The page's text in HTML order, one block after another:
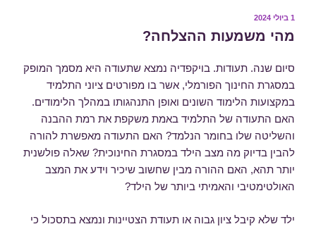
פורסם
1 ביולי 2024
מהי משמעות ההצלחה?
סיום שנה. תעודות. בויקפדיה נמצא שתעודה היא מסמך המופק
במסגרת החינוך הפורמלי, אשר בו מפורטים ציוני התלמיד
במקצועות הלימוד השונים ואופן התנהגותו במהלך הלימודים.
האם התעודה של התלמיד באמת משקפת את רמת ההבנה
והשליטה שלו בחומר הנלמד? האם התעודה מאפשרת להורה
להבין בדיוק מה מצב הילד במסגרת החינוכית? שאלה פולשנית
יותר תהא, האם ההורה מבין שחשוב שיכיר וידע את המצב
האולטימטיבי והאמיתי ביותר של הילד?
ילד שלא קיבל ציון גבוה או תעודת הצטיינות ונמצא בתסכול כי